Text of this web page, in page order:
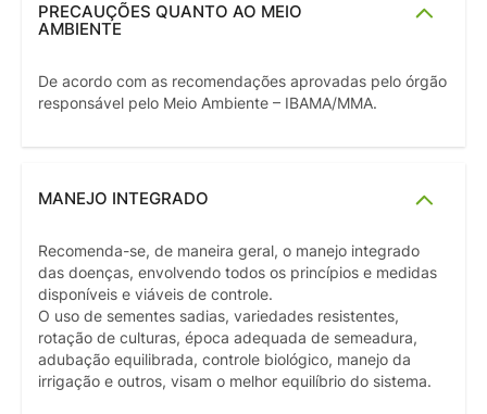
PRECAUÇÕES QUANTO AO MEIO
AMBIENTE
De acordo com as recomendações aprovadas pelo órgão
responsável pelo Meio Ambiente – IBAMA/MMA.
MANEJO INTEGRADO
Recomenda-se, de maneira geral, o manejo integrado
das doenças, envolvendo todos os princípios e medidas
disponíveis e viáveis de controle.
O uso de sementes sadias, variedades resistentes,
rotação de culturas, época adequada de semeadura,
adubação equilibrada, controle biológico, manejo da
irrigação e outros, visam o melhor equilíbrio do sistema.